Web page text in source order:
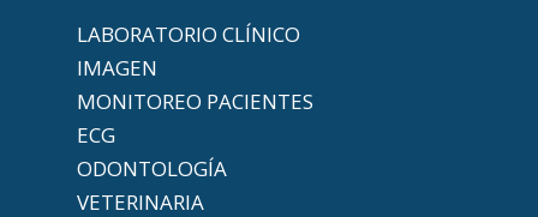
LABORATORIO CLÍNICO
IMAGEN
MONITOREO PACIENTES
ECG
ODONTOLOGÍA
VETERINARIA